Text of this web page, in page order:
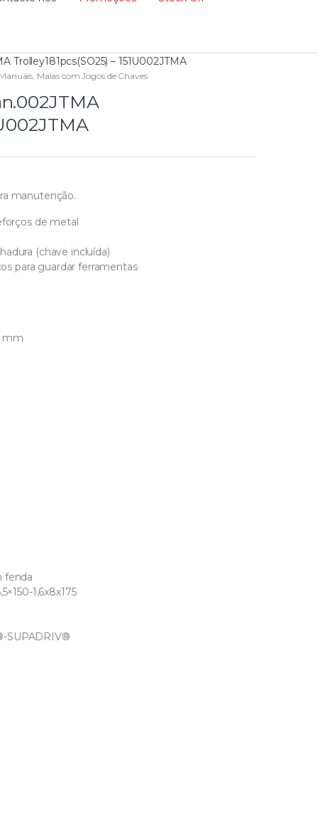
Trolley181pcs(SO25) – 151U002JTMA
Malas com Jogos de Chaves
manutenção.
de metal
(chave incluída)
para guardar ferramentas
mm
fenda
1,6x8x175
SUPADRIV®